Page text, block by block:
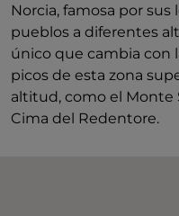
Norcia, famosa por
pueblos a diferentes
único que cambia con
picos de esta zona
altitud, como el Monte
Cima del Redentore.